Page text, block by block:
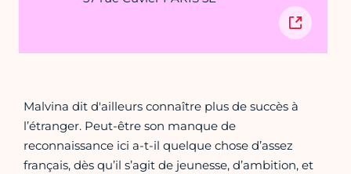
Malvina dit d'ailleurs connaître plus de succès à
l’étranger. Peut-être son manque de
reconnaissance ici a-t-il quelque chose d’assez
français, dès qu’il s’agit de jeunesse, d’ambition, et